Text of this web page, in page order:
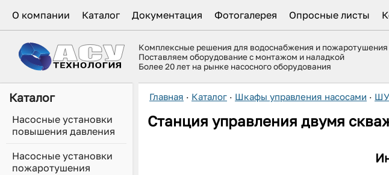
О компании Каталог Документация Фотогалерея Опросные листы
Комплексные решения для водоснабжения и пожаротушения
Поставляем оборудование с монтажом и наладкой
Более 20 лет на рынке насосного оборудования
Каталог
Насосные установки
повышения давления
Насосные установки
пожаротушения
Главная · Каталог · Шкафы управления насосами ·
Станция управления двумя